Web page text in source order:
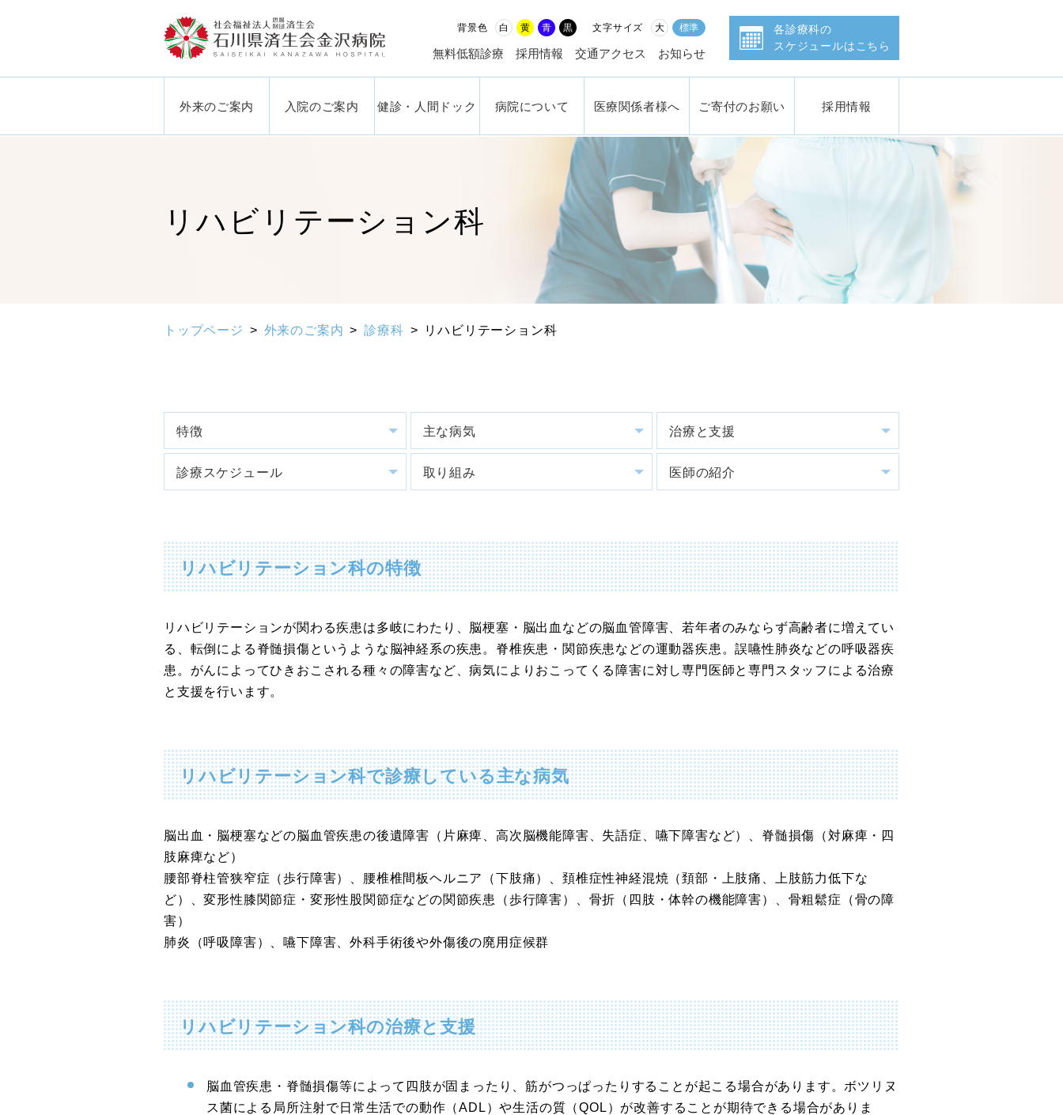
社会福祉法人 恩賜財団済生会 石川県済生会金沢病院
背景色 白 黄 青 黒 文字サイズ 大 標準
無料低額診療 採用情報 交通アクセス お知らせ
各診療科の
スケジュールはこちら
外来のご案内 入院のご案内 健診・人間ドック 病院について 医療関係者様へ ご寄付のお願い 採用情報
リハビリテーション科
トップページ 外来のご案内 診療科 リハビリテーション科
特徴 主な病気 治療と支援
診療スケジュール 取り組み 医師の紹介
リハビリテーション科の特徴
リハビリテーションが関わる疾患は多岐にわたり、脳梗塞・脳出血などの脳血管障害、若年者のみならず高齢者に増えてい
る、転倒による脊髄損傷というような脳神経系の疾患。脊椎疾患・関節疾患などの運動器疾患。誤嚥性肺炎などの呼吸器疾
患。がんによってひきおこされる種々の障害など、病気によりおこってくる障害に対し専門医師と専門スタッフによる治療
と支援を行います。
リハビリテーション科で診療している主な病気
脳出血・脳梗塞などの脳血管疾患の後遺障害（片麻痺、高次脳機能障害、失語症、嚥下障害など）、脊髄損傷（対麻痺・四
肢麻痺など）
腰部脊柱管狭窄症（歩行障害）、腰椎椎間板ヘルニア（下肢痛）、頚椎症性神経混焼（頚部・上肢痛、上肢筋力低下な
ど）、変形性膝関節症・変形性股関節症などの関節疾患（歩行障害）、骨折（四肢・体幹の機能障害）、骨粗鬆症（骨の障
害）
肺炎（呼吸障害）、嚥下障害、外科手術後や外傷後の廃用症候群
リハビリテーション科の治療と支援
脳血管疾患・脊髄損傷等によって四肢が固まったり、筋がつっぱったりすることが起こる場合があります。ボツリヌ
ス菌による局所注射で日常生活での動作（ADL）や生活の質（QOL）が改善することが期待できる場合がありま